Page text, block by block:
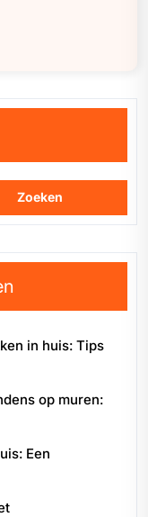
Zoeken
in huis: Tips
op muren:
Een